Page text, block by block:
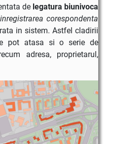
de legatura biunivoca
corespondenta
in sistem. Astfel cladirii
pot atasa si o serie de
adresa, proprietarul,